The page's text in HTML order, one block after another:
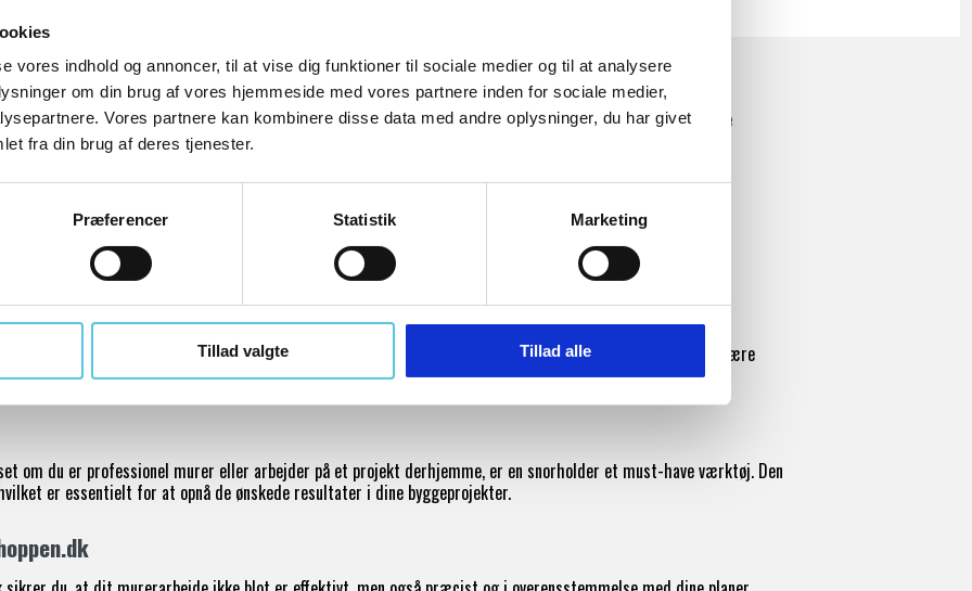
vores indhold og annoncer, til at vise dig funktioner til sociale medier og til at analysere
om din brug af vores hjemmeside med vores partnere inden for sociale medier,
Vores partnere kan kombinere disse data med andre oplysninger, du har givet
fra din brug af deres tjenester.
Præferencer Statistik Marketing
Tillad valgte Tillad alle
effektivitet i murerværktøj
murerværktøj, og på Toolshoppen.dk tilbyder vi et omfattende udvalg af snorholdere, designet til at gøre
ideelle til at forenkle processen med at skifte og flytte snor under opmuring. De sikrer, at murere og
snorlinjer, hvilket er afgørende for korrekt og dimensionelt præcis murværkskonstruktion.
af snorholdere er nøje udvalgt med henblik på holdbarhed og brugervenlighed. De er konstrueret til at være
at opfylde de specifikke behov inden for murerarbejde og byggeprojekter.
om du er professionel murer eller arbejder på et projekt derhjemme, er en snorholder et must-have værktøj. Den
er essentielt for at opnå de ønskede resultater i dine byggeprojekter.